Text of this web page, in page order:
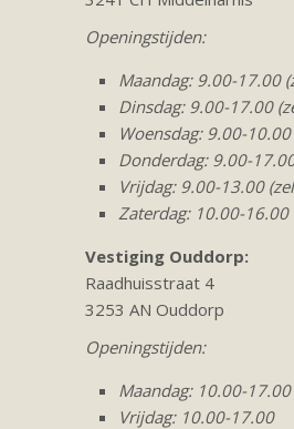
Openingstijden:
Maandag: 9.00-17.00
Dinsdag: 9.00-17.00
Woensdag: 9.00-
Donderdag: 9.00-
Vrijdag: 9.00-13.00
Zaterdag: 10.00-16.00
Vestiging Ouddorp:
Raadhuisstraat 4
3253 AN Ouddorp
Openingstijden:
Maandag: 10.00-17.00
Vrijdag: 10.00-17.00